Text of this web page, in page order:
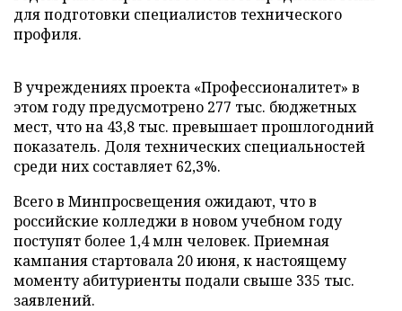
для подготовки специалистов технического
профиля.
В учреждениях проекта «Профессионалитет» в
этом году предусмотрено 277 тыс. бюджетных
мест, что на 43,8 тыс. превышает прошлогодний
показатель. Доля технических специальностей
среди них составляет 62,3%.
Всего в Минпросвещения ожидают, что в
российские колледжи в новом учебном году
поступят более 1,4 млн человек. Приемная
кампания стартовала 20 июня, к настоящему
моменту абитуриенты подали свыше 335 тыс.
заявлений.